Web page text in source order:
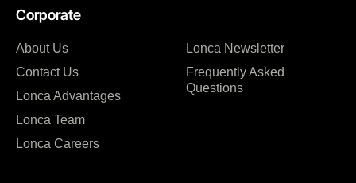
Corporate
About Us
Contact Us
Lonca Advantages
Lonca Team
Lonca Careers
Lonca Newsletter
Frequently Asked
Questions